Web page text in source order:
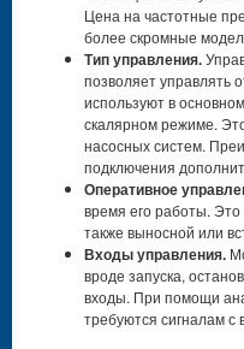
Цена на частотные
более скромные
Тип управления.
позволяет управлять
используют в
скалярном режиме.
насосных систем.
подключения
Оперативное
время его работы.
также выносной или
Входы управления.
вроде запуска,
входы. При помощи
требуются сигналам с